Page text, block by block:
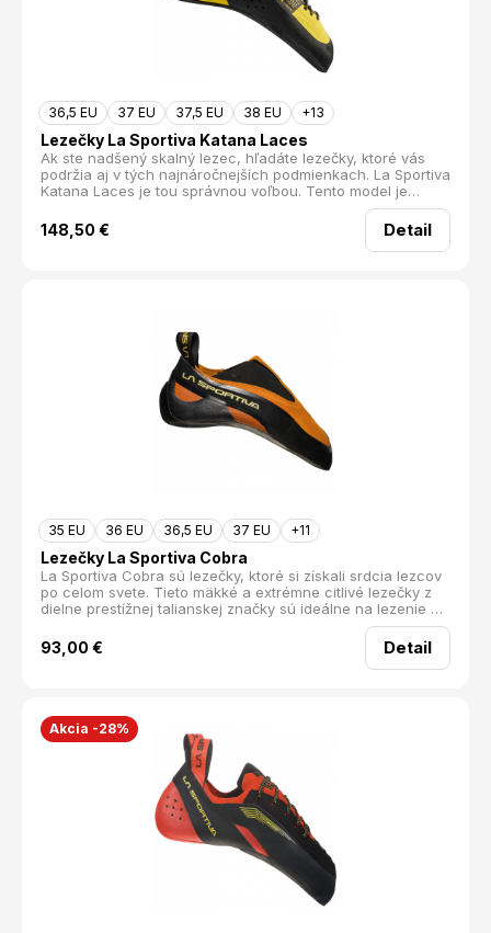
36,5 EU 37 EU 37,5 EU 38 EU +13
Lezečky La Sportiva Katana Laces
Ak ste nadšený skalný lezec, hľadáte lezečky, ktoré vás
podržia aj v tých najnáročnejších podmienkach. La Sportiva
Katana Laces je tou správnou voľbou. Tento model je
agresívnejšou a techničtější verziou populárneho modelu
Katana s velcro zapínaním, a prináša presnú a citlivú
špičku, ktorá vás nesklame ani na malých stupoch.
148,50 € Detail
35 EU 36 EU 36,5 EU 37 EU +11
Lezečky La Sportiva Cobra
La Sportiva Cobra sú lezečky, ktoré si získali srdcia lezcov
po celom svete. Tieto mäkké a extrémne citlivé lezečky z
dielne prestížnej talianskej značky sú ideálne na lezenie na
trenie, riešenie zložitých bouldrových problémov a
rýchlostné lezenie. Sú navrhnuté tak, aby poskytovali
maximálnu citlivosť a pohodlie pri každom kroku.
93,00 € Detail
Akcia -28%